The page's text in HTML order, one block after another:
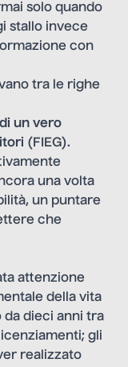
solo quando
stallo invece
con
tra le righe
un vero
(FIEG).
una volta
un puntare
che
attenzione
della vita
da dieci anni tra
gli
realizzato